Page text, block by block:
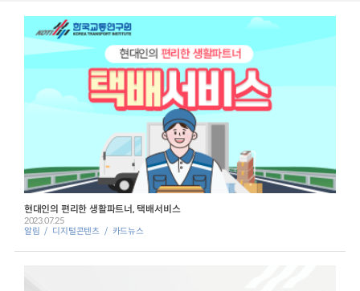
현대인의 편리한 생활파트너, 택배서비스
알림 디지털콘텐츠 카드뉴스
2023.07.25